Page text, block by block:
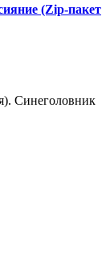
(Zip-пакет
Синеголовник